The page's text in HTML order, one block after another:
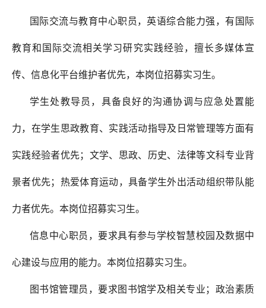
国际交流与教育中心职员，英语综合能力强，有国际
教育和国际交流相关学习研究实践经验，擅长多媒体宣
传、信息化平台维护者优先，本岗位招募实习生。
学生处教导员 ，具备良好的沟通协调与应急处置能
力，在学生思政教育、实践活动指导及日常管理等方面有
实践经验者优先；文学、思政、历史、法律等文科专业背
景者优先；热爱体育运动，具备学生外出活动组织带队能
力者优先。 本岗位招募实习生。
信息中心职员，要求具有参与学校智慧校园及数据中
心建设与应用的能力。 本岗位招募实习生。
图书馆管理员，要求图书馆学及相关专业；政治素质